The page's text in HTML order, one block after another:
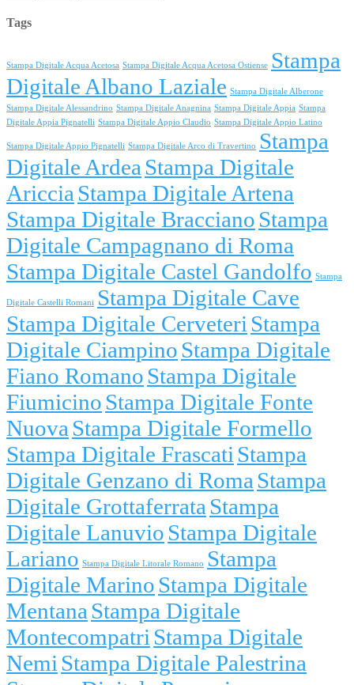
Tags
Stampa Digitale Acqua Acetosa Stampa Digitale Acqua Acetosa Ostiense Stampa
Digitale Albano Laziale Stampa Digitale Alberone
Stampa Digitale Alessandrino Stampa Digitale Anagnina Stampa Digitale Appia Stampa
Digitale Appia Pignatelli Stampa Digitale Appio Claudio Stampa Digitale Appio Latino
Stampa Digitale Appio Pignatelli Stampa Digitale Arco di Travertino
Stampa
Digitale Ardea Stampa Digitale
Ariccia Stampa Digitale Artena
Stampa Digitale Bracciano Stampa
Digitale Campagnano di Roma
Stampa Digitale Castel Gandolfo Stampa
Digitale Castelli Romani
Stampa Digitale Cave
Stampa Digitale Cerveteri Stampa
Digitale Ciampino Stampa Digitale
Fiano Romano Stampa Digitale
Fiumicino Stampa Digitale Fonte
Nuova Stampa Digitale Formello
Stampa Digitale Frascati Stampa
Digitale Genzano di Roma Stampa
Digitale Grottaferrata Stampa
Digitale Lanuvio Stampa Digitale
Lariano Stampa Digitale Litorale Romano
Stampa
Digitale Marino Stampa Digitale
Mentana Stampa Digitale
Montecompatri Stampa Digitale
Nemi Stampa Digitale Palestrina